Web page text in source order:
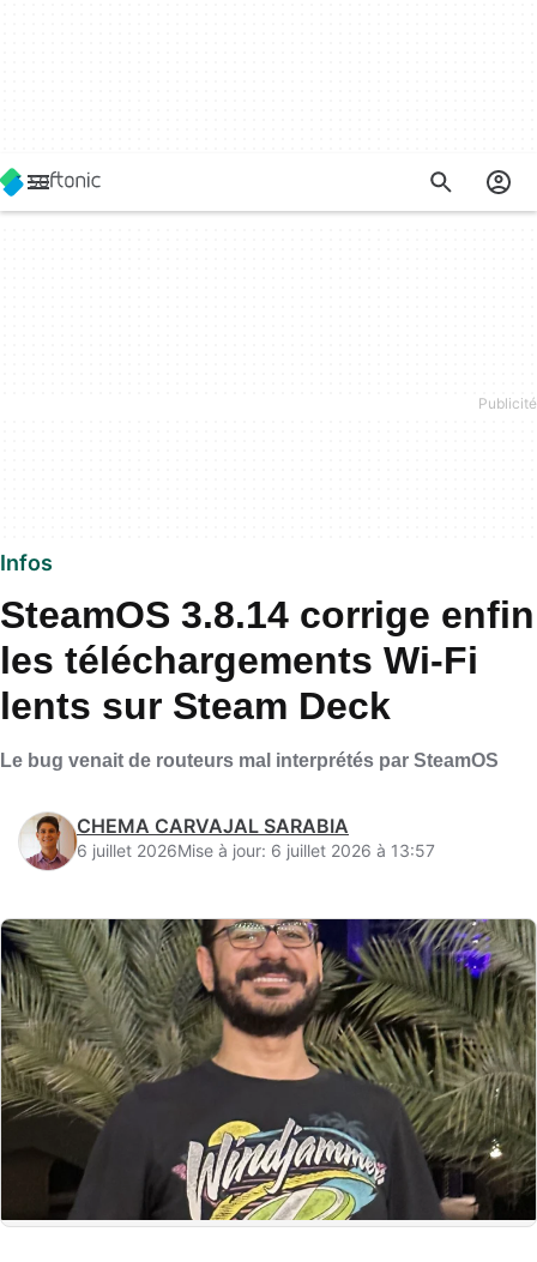
Infos
SteamOS 3.8.14 corrige enfin
les téléchargements Wi‑Fi
lents sur Steam Deck
Le bug venait de routeurs mal interprétés par SteamOS
CHEMA CARVAJAL SARABIA
6 juillet 2026Mise à jour: 6 juillet 2026 à 13:57